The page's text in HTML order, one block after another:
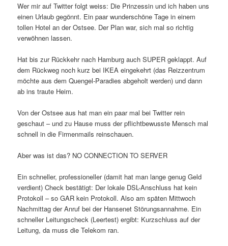
Wer mir auf Twitter folgt weiss: Die Prinzessin und ich haben uns
einen Urlaub gegönnt. Ein paar wunderschöne Tage in einem
tollen Hotel an der Ostsee. Der Plan war, sich mal so richtig
verwöhnen lassen.
Hat bis zur Rückkehr nach Hamburg auch SUPER geklappt. Auf
dem Rückweg noch kurz bei IKEA eingekehrt (das Reizzentrum
möchte aus dem Quengel-Paradies abgeholt werden) und dann
ab ins traute Heim.
Von der Ostsee aus hat man ein paar mal bei Twitter rein
geschaut – und zu Hause muss der pflichtbewusste Mensch mal
schnell in die Firmenmails reinschauen.
Aber was ist das? NO CONNECTION TO SERVER
Ein schneller, professioneller (damit hat man lange genug Geld
verdient) Check bestätigt: Der lokale DSL-Anschluss hat kein
Protokoll – so GAR kein Protokoll. Also am späten Mittwoch
Nachmittag der Anruf bei der Hansenet Störungsannahme. Ein
schneller Leitungscheck (Leertest) ergibt: Kurzschluss auf der
Leitung, da muss die Telekom ran.